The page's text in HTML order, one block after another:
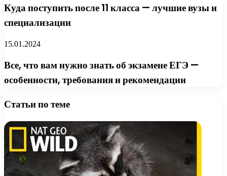
Куда поступить после 11 класса — лучшие вузы и
специализации
15.01.2024
Все, что вам нужно знать об экзамене ЕГЭ —
особенности, требования и рекомендации
Статьи по теме